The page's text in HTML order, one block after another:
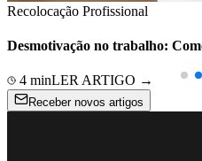
Recolocação Profissional
Desmotivação no trabalho:
4 minLER ARTIGO →
Receber novos artigos